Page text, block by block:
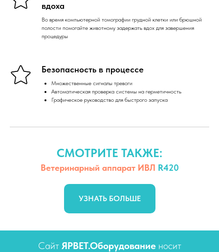
вдоха
Во время компьютерной томографии грудной клетки или брюшной
полости помогайте животному задержать вдох для завершения
процедуры
Безопасность в процессе
Множественные сигналы тревоги
Автоматическая проверка системы на герметичность
Графическое руководство для быстрого запуска
СМОТРИТЕ ТАКЖЕ:
Ветеринарный аппарат ИВЛ R420
УЗНАТЬ БОЛЬШЕ
СайтЯРВЕТ.Оборудованиеносит